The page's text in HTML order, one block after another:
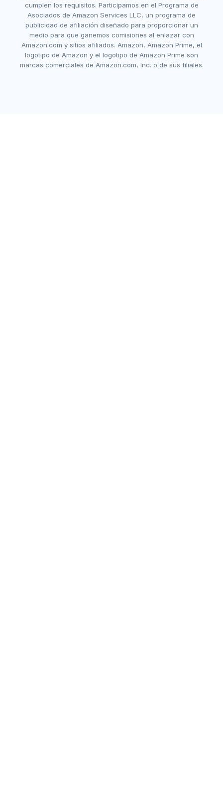
cumplen los requisitos. Participamos en el Programa de
Asociados de Amazon Services LLC, un programa de
publicidad de afiliación diseñado para proporcionar un
medio para que ganemos comisiones al enlazar con
Amazon.com y sitios afiliados. Amazon, Amazon Prime, el
logotipo de Amazon y el logotipo de Amazon Prime son
marcas comerciales de Amazon.com, Inc. o de sus filiales.